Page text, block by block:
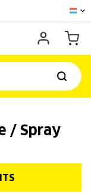
/ Spray